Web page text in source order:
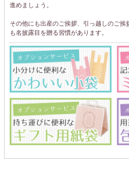
進めましょう。
その他にも出産のご挨拶、引っ越しのご
も名披露目を贈る習慣があります。